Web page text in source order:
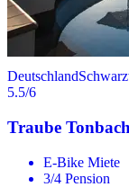
Deutschland
5.5/6
Traube
E-Bike Miete
3/4 Pension